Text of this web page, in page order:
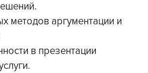
методов аргументации и
в презентации